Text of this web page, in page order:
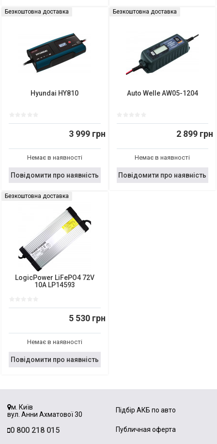
Безкоштовна доставка
Hyundai HY810
3 999 грн
Немає в наявності
Повідомити про наявність
Безкоштовна доставка
Auto Welle AW05-1204
2 899 грн
Немає в наявності
Повідомити про наявність
Безкоштовна доставка
LogicPower LiFePO4 72V
10A LP14593
5 530 грн
Немає в наявності
Повідомити про наявність
м. Київ
вул. Анни Ахматової 30
0 800 218 015
Підбір АКБ по авто
Публичная оферта